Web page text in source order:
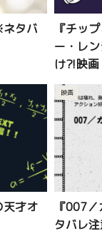
タバ
『チッ
ー・レ
け⁈映画
天才オ
映画
『007
タバレ